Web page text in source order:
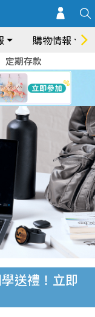
購物情報
定期存款
送禮！立即